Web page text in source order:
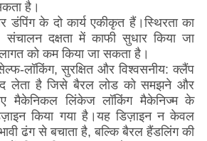
है।
के दो कार्य एकीकृत हैं।स्थिरता का
दक्षता में काफी सुधार किया जा
को कम किया जा सकता है।
लॉकिंग, सुरक्षित और विश्वसनीय: क्लैंप
लेता है जिसे बैरल लोड को समझने और
मैकेनिकल लिंकेज लॉकिंग मैकेनिज्म के
किया गया है।यह डिज़ाइन न केवल
ढंग से बचाता है, बल्कि बैरल हैंडलिंग की